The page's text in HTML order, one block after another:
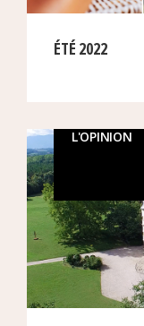
ÉTÉ 2022
L'OPINION